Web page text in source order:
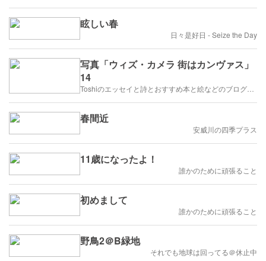
眩しい春
日々是好日 - Seize the Day
写真「ウィズ・カメラ 街はカンヴァス」
14
春間近
安威川の四季プラス
11歳になったよ！
誰かのために頑張ること
初めまして
誰かのために頑張ること
野鳥2＠B緑地
それでも地球は回ってる＠休止中